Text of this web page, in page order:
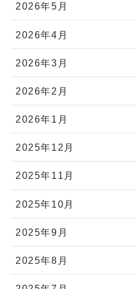
2026年5月
2026年4月
2026年3月
2026年2月
2026年1月
2025年12月
2025年11月
2025年10月
2025年9月
2025年8月